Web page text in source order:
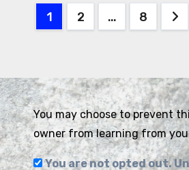
1 2 … 8
You may choose to prevent
owner from learning from
You are not opted out.